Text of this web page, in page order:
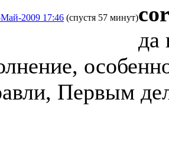
2009 17:46 (спустя 57 минут)
да
Первым